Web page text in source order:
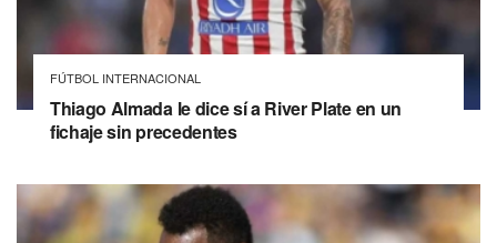
FÚTBOL INTERNACIONAL
Thiago Almada le dice sí a River Plate en un
fichaje sin precedentes